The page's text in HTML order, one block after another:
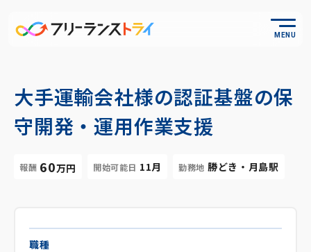
MENU
大手運輸会社様の認証基盤の保
守開発・運用作業支援
報酬 60万円 開始可能日 11月 勤務地 勝どき・月島駅
職種